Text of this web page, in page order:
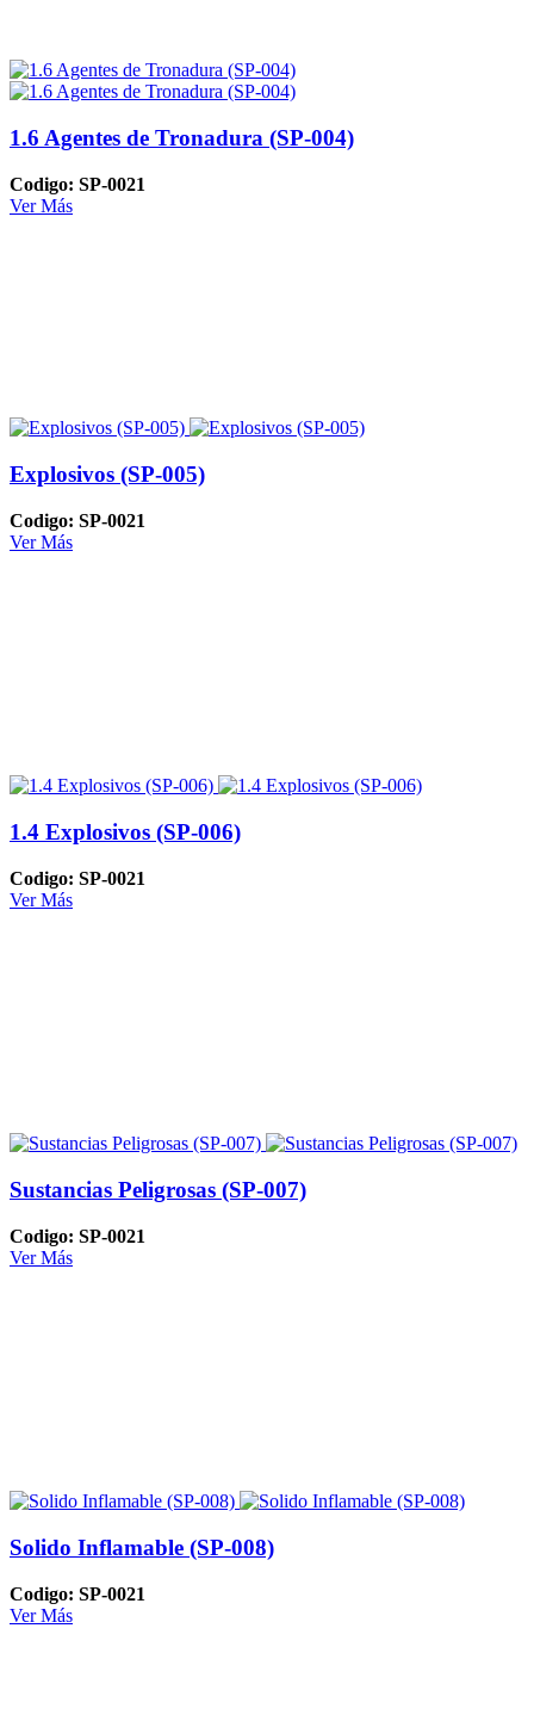
1.6 Agentes de Tronadura (SP-004)
Codigo: SP-0021
Ver Más
Explosivos (SP-005)
Codigo: SP-0021
Ver Más
1.4 Explosivos (SP-006)
Codigo: SP-0021
Ver Más
Sustancias Peligrosas (SP-007)
Codigo: SP-0021
Ver Más
Solido Inflamable (SP-008)
Codigo: SP-0021
Ver Más